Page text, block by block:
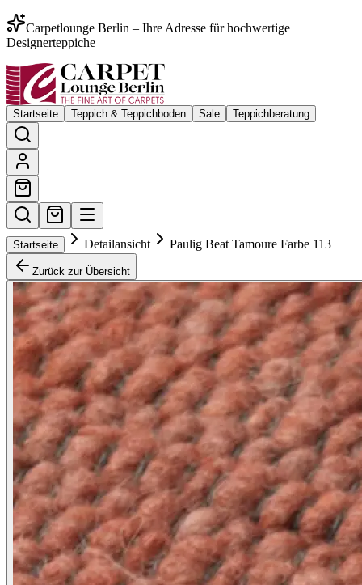
Carpetlounge Berlin – Ihre Adresse für hochwertige
Designerteppiche
Startseite Teppich & Teppichboden Sale Teppichberatung
Startseite Detailansicht Paulig Beat Tamoure Farbe 113
Zurück zur Übersicht